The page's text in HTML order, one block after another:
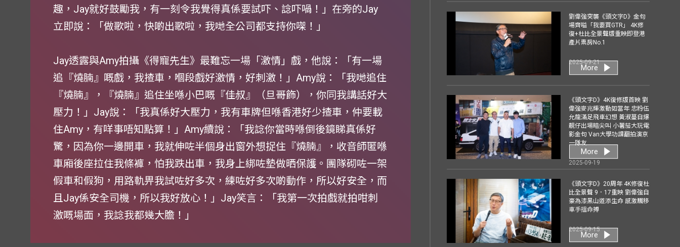
趣，Jay就好鼓勵我，有一刻令我覺得真係要試吓、諗吓喎！」在旁的Jay
立即說：「做歌啦，快啲出歌啦，我哋全公司都支持你㗎！」
Jay透露與Amy拍攝《得寵先生》最難忘一場「激情」戲，他說：「有一場
追『燒腩』嘅戲，我揸車，嗰段戲好激情，好刺激！」Amy說：「我哋追住
『燒腩』，『燒腩』追住坐喺小巴嘅『佳叔』（旦哥飾），你同我講話好大
壓力！」Jay說：「我真係好大壓力，我有車牌但喺香港好少揸車，仲要載
住Amy，有咩事唔知點算！」Amy續說：「我諗你當時喺倒後鏡睇真係好
驚，因為你一邊開車，我就伸咗半個身出窗外想捉住『燒腩』，收音師匿喺
車廂後座拉住我條褲，怕我跌出車，我身上綁咗墊做晒保護。團隊砌咗一架
假車和假狗，用路軌畀我試咗好多次，練咗好多次啲動作，所以好安全，而
且Jay係安全司機，所以我好放心！」Jay笑言：「我第一次拍戲就拍咁刺
激嘅場面，我諗我都幾大膽！」
劉偉強突襲《頭文字D》金句
場齊嗌「我要買GTR」 4K修
復+杜比全景聲版重映即登港
產片票房No.1
2025-09-21
More
《頭文字D》4K復修版首映 劉
偉強麥兆輝激動如當年 忠粉伍
允龍滿足飛車幻想 黃淑蔓自爆
靚仔出場暗尖叫 小薯茄大玩電
影金句 Van大學功課翻拍演京
一隊友
2025-09-19
More
《頭文字D》20周年 4K修復杜
比全景聲 9．17重映 劉偉強自
豪為漆黑山道添生命 感激飄移
車手搵命搏
2025-09-15
More